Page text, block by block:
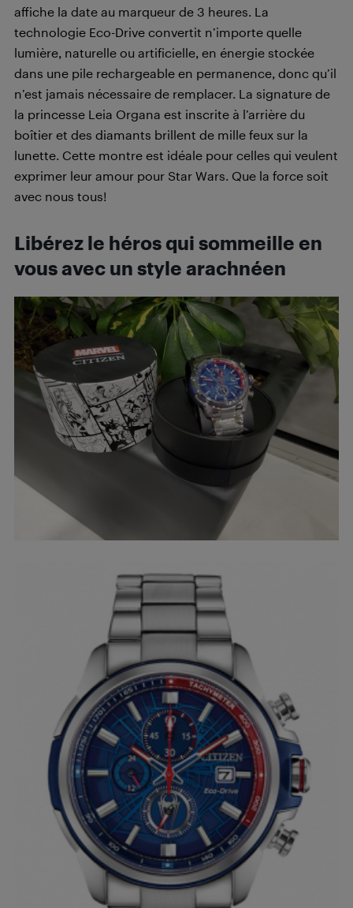
affiche la date au marqueur de 3 heures. La
technologie Eco-Drive convertit n’importe quelle
lumière, naturelle ou artificielle, en énergie stockée
dans une pile rechargeable en permanence, donc qu’il
n’est jamais nécessaire de remplacer. La signature de
la princesse Leia Organa est inscrite à l’arrière du
boîtier et des diamants brillent de mille feux sur la
lunette. Cette montre est idéale pour celles qui veulent
exprimer leur amour pour Star Wars. Que la force soit
avec nous tous!
Libérez le héros qui sommeille en
vous avec un style arachnéen